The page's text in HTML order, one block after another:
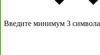
Введите минимум 3 символа